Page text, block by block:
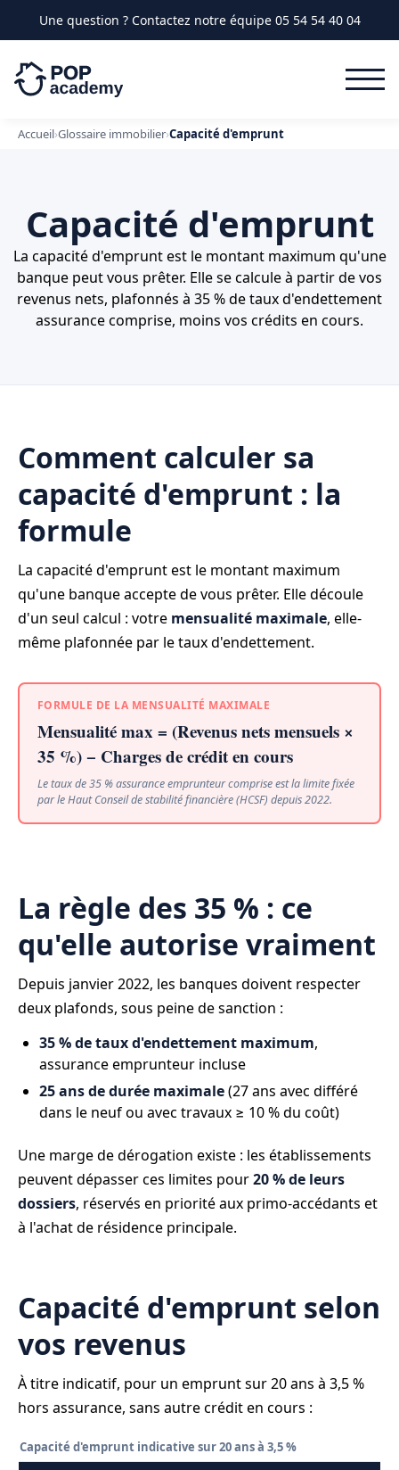
Une question ? Contactez notre équipe 05 54 54 40 04
Accueil›Glossaire immobilier›Capacité d'emprunt
Capacité d'emprunt
La capacité d'emprunt est le montant maximum qu'une
banque peut vous prêter. Elle se calcule à partir de vos
revenus nets, plafonnés à 35 % de taux d'endettement
assurance comprise, moins vos crédits en cours.
Comment calculer sa
capacité d'emprunt : la
formule
La capacité d'emprunt est le montant maximum
qu'une banque accepte de vous prêter. Elle découle
d'un seul calcul : votre mensualité maximale, elle-
même plafonnée par le taux d'endettement.
FORMULE DE LA MENSUALITÉ MAXIMALE
Mensualité max = (Revenus nets mensuels ×
35 %) − Charges de crédit en cours
Le taux de 35 % assurance emprunteur comprise est la limite fixée
par le Haut Conseil de stabilité financière (HCSF) depuis 2022.
La règle des 35 % : ce
qu'elle autorise vraiment
Depuis janvier 2022, les banques doivent respecter
deux plafonds, sous peine de sanction :
35 % de taux d'endettement maximum,
assurance emprunteur incluse
25 ans de durée maximale(27 ans avec différé
dans le neuf ou avec travaux ≥ 10 % du coût)
Une marge de dérogation existe : les établissements
peuvent dépasser ces limites pour20 % de leurs
dossiers, réservés en priorité aux primo-accédants et
à l'achat de résidence principale.
Capacité d'emprunt selon
vos revenus
À titre indicatif, pour un emprunt sur 20 ans à 3,5 %
hors assurance, sans autre crédit en cours :
Capacité d'emprunt indicative sur 20 ans à 3,5 %